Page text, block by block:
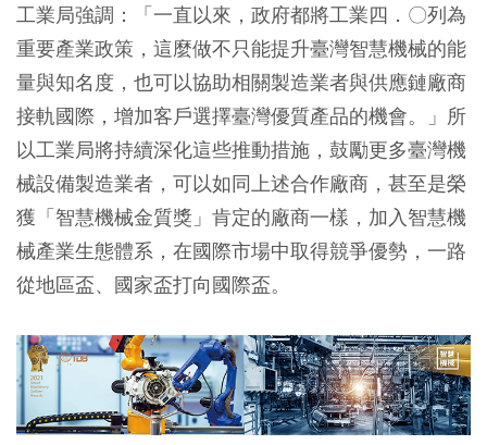
工業局強調：「一直以來，政府都將工業四．〇列為
重要產業政策，這麼做不只能提升臺灣智慧機械的能
量與知名度，也可以協助相關製造業者與供應鏈廠商
接軌國際，增加客戶選擇臺灣優質產品的機會。」所
以工業局將持續深化這些推動措施，鼓勵更多臺灣機
械設備製造業者，可以如同上述合作廠商，甚至是榮
獲「智慧機械金質獎」肯定的廠商一樣，加入智慧機
械產業生態體系，在國際市場中取得競爭優勢，一路
從地區盃、國家盃打向國際盃。